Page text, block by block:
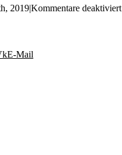
2019|Kommentare deaktiviert
E-Mail